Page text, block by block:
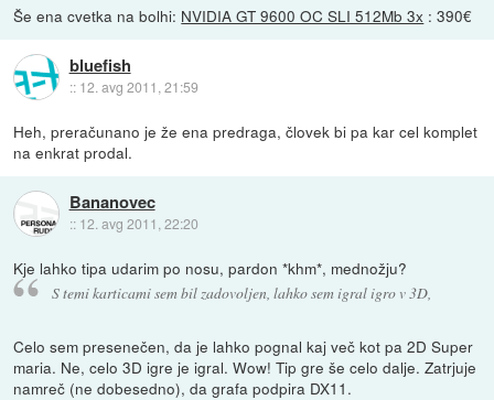
Še ena cvetka na bolhi: NVIDIA GT 9600 OC SLI 512Mb 3x : 390€
bluefish
:: 12. avg 2011, 21:59
Heh, preračunano je že ena predraga, človek bi pa kar cel komplet
na enkrat prodal.
Bananovec
:: 12. avg 2011, 22:20
Kje lahko tipa udarim po nosu, pardon *khm*, mednožju?
S temi karticami sem bil zadovoljen, lahko sem igral igro v 3D,
Celo sem presenečen, da je lahko pognal kaj več kot pa 2D Super
maria. Ne, celo 3D igre je igral. Wow! Tip gre še celo dalje. Zatrjuje
namreč (ne dobesedno), da grafa podpira DX11.